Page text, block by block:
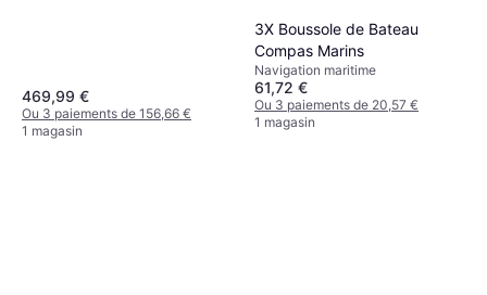
469,99 €
Ou 3 paiements de 156,66 €
1 magasin
3X Boussole de Bateau
Compas Marins
Navigation maritime
61,72 €
Ou 3 paiements de 20,57 €
1 magasin